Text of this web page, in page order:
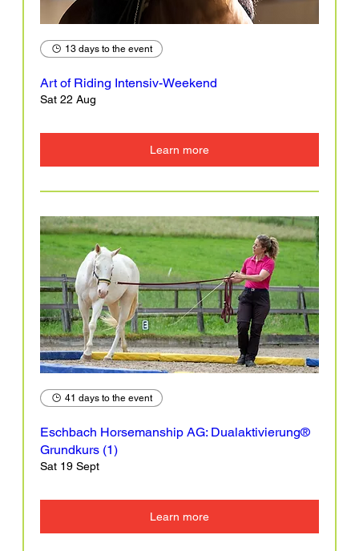
13 days to the event
Art of Riding Intensiv-Weekend
Sat 22 Aug
Learn more
41 days to the event
Eschbach Horsemanship AG: Dualaktivierung®
Grundkurs (1)
Sat 19 Sept
Learn more